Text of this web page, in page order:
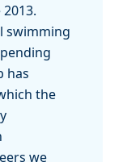
swimming
has
the
we